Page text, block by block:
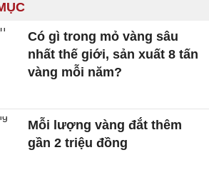
Có gì trong mỏ vàng sâu
nhất thế giới, sản xuất 8 tấn
vàng mỗi năm?
Mỗi lượng vàng đắt thêm
gần 2 triệu đồng